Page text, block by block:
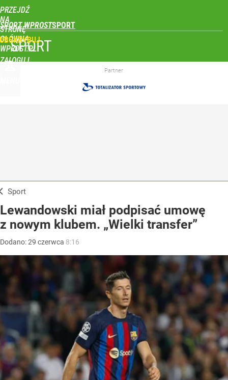
PRZEJDŹ
NA
STRONĘ
GŁÓWNĄ
WPROST.PL
SPORT WPROST
ZALOGUJ
SPORT
Partner
Sport
Lewandowski miał podpisać umowę
z nowym klubem. „Wielki transfer”
Dodano:29 czerwca 8:16